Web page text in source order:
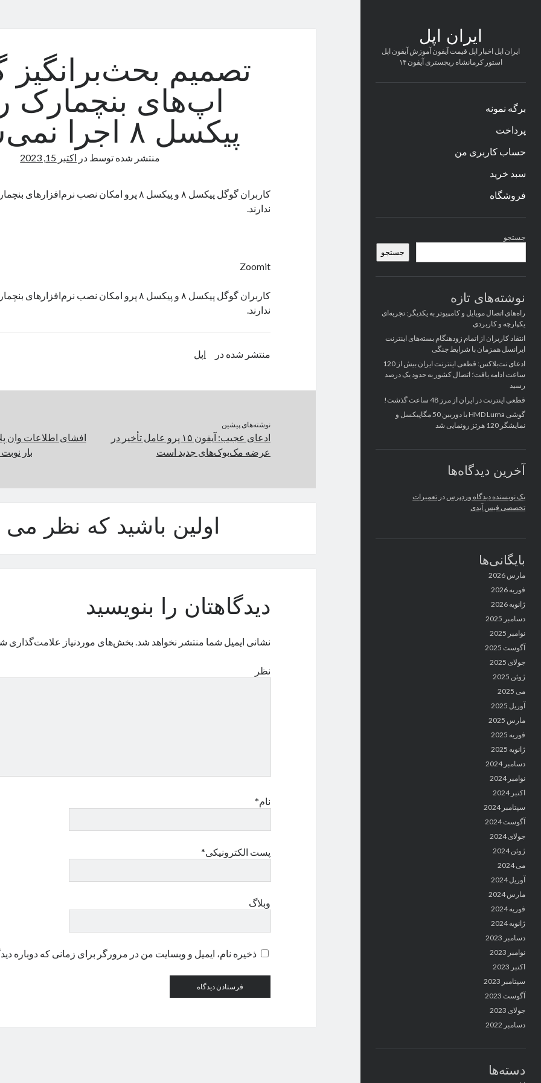
ایران اپل
ایران اپل اخبار اپل قیمت آیفون آموزش آیفون اپل
استور کرمانشاه ریجستری آیفون ۱۴
برگه نمونه
پرداخت
حساب کاربری من
سبد خرید
فروشگاه
کناری
جستجو
جستجو
نوشته‌های تازه
راه‌های اتصال موبایل و کامپیوتر به یکدیگر: تجربه‌ای
یکپارچه و کاربردی
انتقاد کاربران از اتمام زودهنگام بسته‌های اینترنت
ایرانسل همزمان با شرایط جنگی
ادعای نت‌بلاکس: قطعی اینترنت ایران بیش از 120
ساعت ادامه یافت؛ اتصال کشور به حدود یک درصد
رسید
قطعی اینترنت در ایران از مرز 48 ساعت گذشت!
گوشی HMD Luma با دوربین 50 مگاپیکسل و
نمایشگر 120 هرتز رونمایی شد
آخرین دیدگاه‌ها
یک نویسنده دیدگاه وردپرس در تعمیرات
تخصصی فیس آیدی
بایگانی‌ها
مارس 2026
فوریه 2026
ژانویه 2026
دسامبر 2025
نوامبر 2025
آگوست 2025
جولای 2025
ژوئن 2025
می 2025
آوریل 2025
مارس 2025
فوریه 2025
ژانویه 2025
دسامبر 2024
نوامبر 2024
اکتبر 2024
سپتامبر 2024
آگوست 2024
جولای 2024
ژوئن 2024
می 2024
آوریل 2024
مارس 2024
فوریه 2024
ژانویه 2024
دسامبر 2023
نوامبر 2023
اکتبر 2023
سپتامبر 2023
آگوست 2023
جولای 2023
دسامبر 2022
دسته‌ها
تصمیم بحث‌برانگیز
اپ‌های بنچمارک
پیکسل ۸ اجرا نمی‌شوند
منتشر شده توسط در اکتبر 15, 2023
کاربران گوگل پیکسل ۸ و پیکسل ۸ پرو امکان نصب
ندارند.
Zoomit
کاربران گوگل پیکسل ۸ و پیکسل ۸ پرو امکان نصب
ندارند.
منتشر شده در اپل
نوشته‌های پیشین
ادعای عجیب: آیفون ۱۵ پرو عامل تأخیر در
عرضه مک‌بوک‌های جدید است
افشای اطلاعات وان
بار
اولین باشید که نظر می
دیدگاهتان را بنویسید
نشانی ایمیل شما منتشر نخواهد شد. بخش‌های موردنیاز علامت‌گذاری
نظر
نام*
پست الکترونیکی*
وبلاگ
ذخیره نام، ایمیل و وبسایت من در مرورگر برای زمانی که دوباره